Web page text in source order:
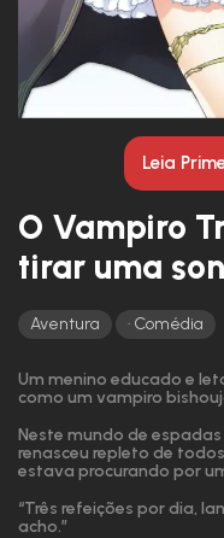
Leia
O Vampiro
tirar uma
Aventura Comédia
Um menino educado e
como um vampiro
Neste mundo de
renasceu repleto de
estava procurando por
“Três refeições por dia,
acho.”